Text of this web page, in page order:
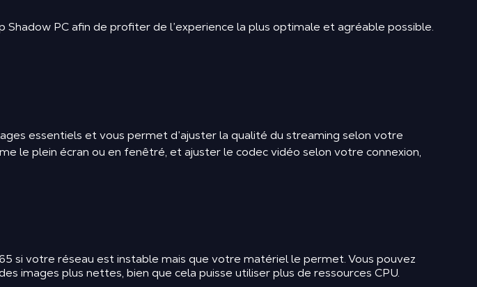
PC afin de profiter de l’experience la plus optimale et agréable possible.
essentiels et vous permet d’ajuster la qualité du streaming selon votre
le plein écran ou en fenêtré, et ajuster le codec vidéo selon votre connexion,
si votre réseau est instable mais que votre matériel le permet. Vous pouvez
images plus nettes, bien que cela puisse utiliser plus de ressources CPU.